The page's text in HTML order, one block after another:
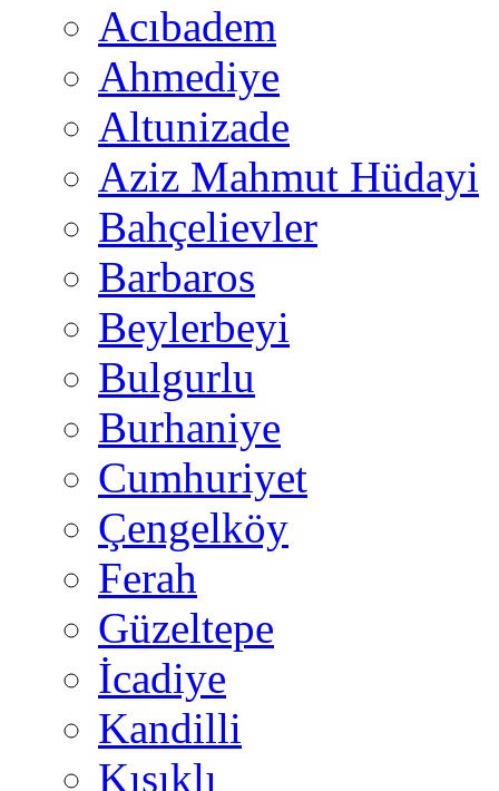
Acıbadem
Ahmediye
Altunizade
Aziz Mahmut Hüdayi
Bahçelievler
Barbaros
Beylerbeyi
Bulgurlu
Burhaniye
Cumhuriyet
Çengelköy
Ferah
Güzeltepe
İcadiye
Kandilli
Kısıklı